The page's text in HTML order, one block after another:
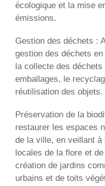
écologique et la mise
émissions.
Gestion des déchets :
gestion des déchets
la collecte des
emballages, le
réutilisation des objets.
Préservation de la
restaurer les espaces
de la ville, en veillant
locales de la flore et
création de jardins
urbains et de toits